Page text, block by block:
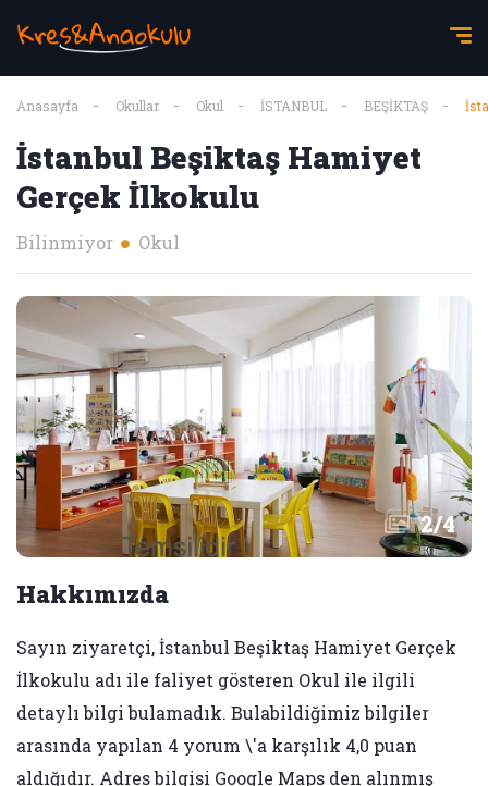
Anasayfa Okullar Okul İSTANBUL BEŞİKTAŞ
İstanbul Beşiktaş Hamiyet
Gerçek İlkokulu
Bilinmiyor Okul
2/4
Hakkımızda
Sayın ziyaretçi, İstanbul Beşiktaş Hamiyet Gerçek
İlkokulu adı ile faliyet gösteren Okul ile ilgili
detaylı bilgi bulamadık. Bulabildiğimiz bilgiler
arasında yapılan 4 yorum \'a karşılık 4,0 puan
aldığıdır. Adres bilgisi Google Maps den alınmış